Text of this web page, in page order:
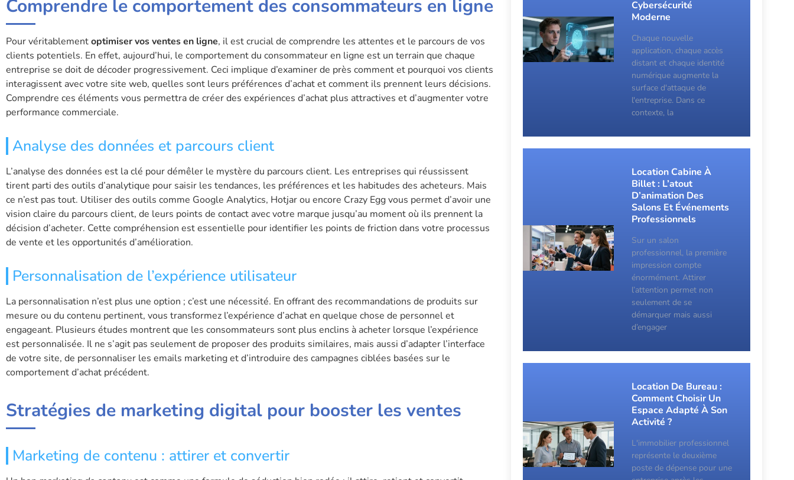
Comprendre le comportement des consommateurs en ligne
Pour véritablementoptimiser vos ventes en ligne, il est crucial de comprendre les attentes et le parcours de vos
clients potentiels. En effet, aujourd’hui, le comportement du consommateur en ligne est un terrain que chaque
entreprise se doit de décoder progressivement. Ceci implique d’examiner de près comment et pourquoi vos clients
interagissent avec votre site web, quelles sont leurs préférences d’achat et comment ils prennent leurs décisions.
Comprendre ces éléments vous permettra de créer des expériences d’achat plus attractives et d’augmenter votre
performance commerciale.
Analyse des données et parcours client
L’analyse des données est la clé pour démêler le mystère du parcours client. Les entreprises qui réussissent
tirent parti des outils d’analytique pour saisir les tendances, les préférences et les habitudes des acheteurs. Mais
ce n’est pas tout. Utiliser des outils comme Google Analytics, Hotjar ou encore Crazy Egg vous permet d’avoir une
vision claire du parcours client, de leurs points de contact avec votre marque jusqu’au moment où ils prennent la
décision d’acheter. Cette compréhension est essentielle pour identifier les points de friction dans votre processus
de vente et les opportunités d’amélioration.
Personnalisation de l’expérience utilisateur
La personnalisation n’est plus une option ; c’est une nécessité. En offrant des recommandations de produits sur
mesure ou du contenu pertinent, vous transformez l’expérience d’achat en quelque chose de personnel et
engageant. Plusieurs études montrent que les consommateurs sont plus enclins à acheter lorsque l’expérience
est personnalisée. Il ne s’agit pas seulement de proposer des produits similaires, mais aussi d’adapter l’interface
de votre site, de personnaliser les emails marketing et d’introduire des campagnes ciblées basées sur le
comportement d’achat précédent.
Stratégies de marketing digital pour booster les ventes
Marketing de contenu : attirer et convertir
Cybersécurité
Moderne
Chaque nouvelle
application, chaque accès
distant et chaque identité
numérique augmente la
surface d'attaque de
l'entreprise. Dans ce
contexte, la
Location Cabine À
Billet : L’atout
D’animation Des
Salons Et Événements
Professionnels
Sur un salon
professionnel, la première
impression compte
énormément. Attirer
l’attention permet non
seulement de se
démarquer mais aussi
d’engager
Location De Bureau :
Comment Choisir Un
Espace Adapté À Son
Activité ?
L'immobilier professionnel
représente le deuxième
poste de dépense pour une